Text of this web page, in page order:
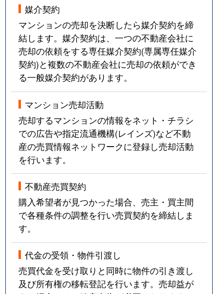
媒介契約
マンションの売却を決断したら媒介契約を締
結します。媒介契約は、一つの不動産会社に
売却の依頼をする専任媒介契約(専属専任媒介
契約)と複数の不動産会社に売却の依頼ができ
る一般媒介契約があります。
マンション売却活動
売却するマンションの情報をネット・チラシ
での広告や指定流通機構(レインズ)など不動
産の売買情報ネットワークに登録し売却活動
を行います。
不動産売買契約
購入希望者が見つかった場合、売主・買主間
で各種条件の調整を行い売買契約を締結しま
す。
代金の受領・物件引渡し
売買代金を受け取りと同時に物件の引き渡し
及び所有権の移転登記を行います。売却益が